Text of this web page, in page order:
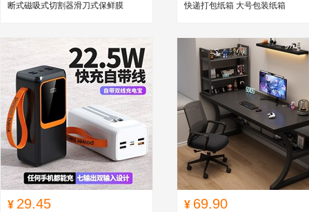
断式磁吸式切割器滑刀式保鲜膜
快递打包纸箱 大号包装纸箱
¥ 29.45 ¥ 69.90